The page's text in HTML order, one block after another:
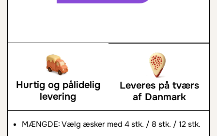
Hurtig og pålidelig
levering
Leveres på tværs
af Danmark
MÆNGDE: Vælg æsker med 4 stk. / 8 stk. / 12 stk.